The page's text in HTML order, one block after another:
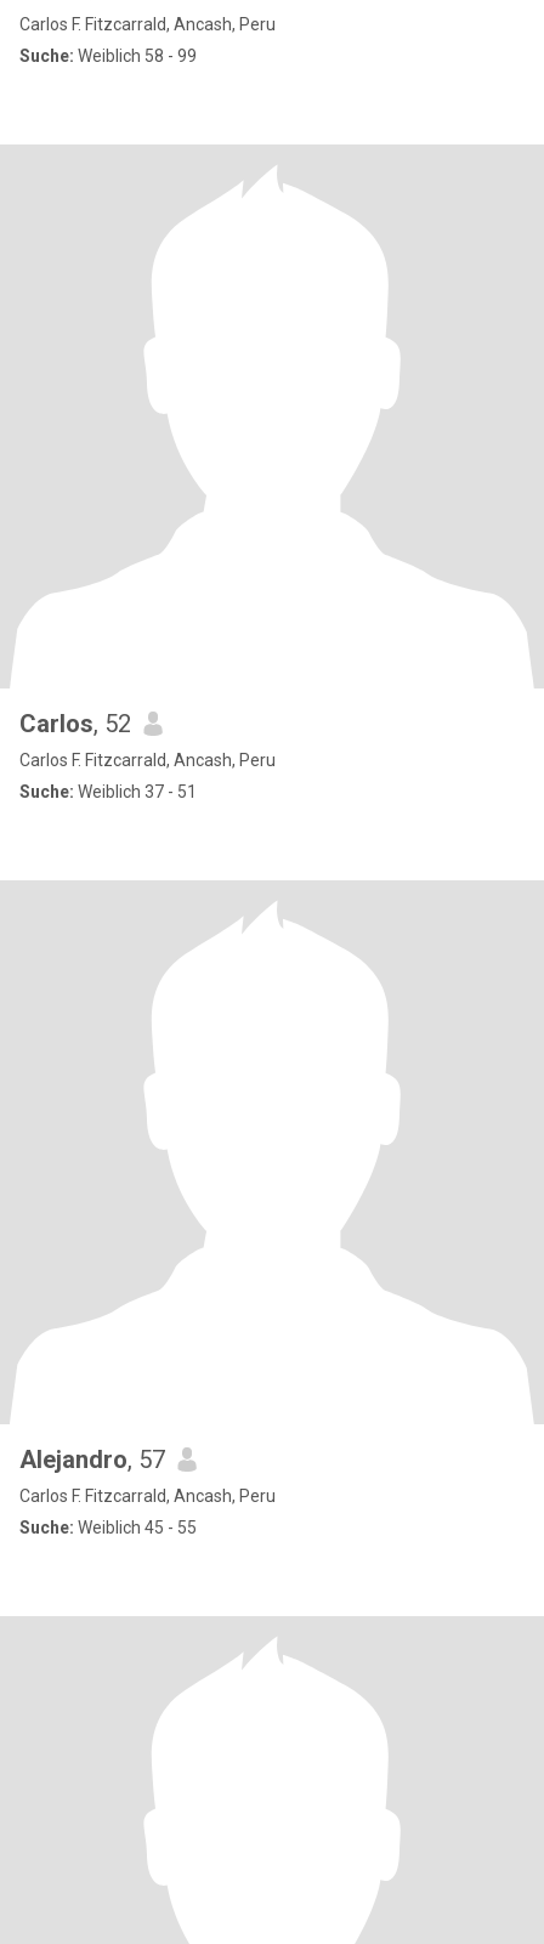
Carlos F. Fitzcarrald, Ancash, Peru
Suche: Weiblich 58 - 99
Carlos, 52
Carlos F. Fitzcarrald, Ancash, Peru
Suche: Weiblich 37 - 51
Alejandro, 57
Carlos F. Fitzcarrald, Ancash, Peru
Suche: Weiblich 45 - 55